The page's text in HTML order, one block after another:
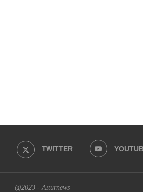
TWITTER
@2023 - Asturnews